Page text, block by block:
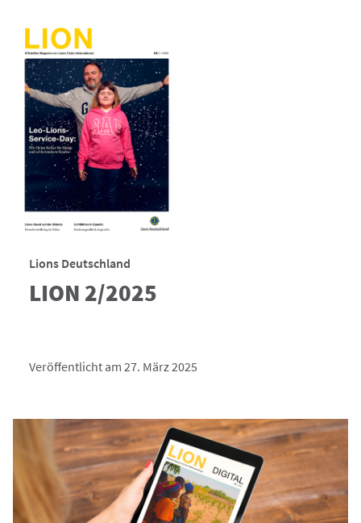
Lions Deutschland
LION 2/2025
Veröffentlicht am 27. März 2025